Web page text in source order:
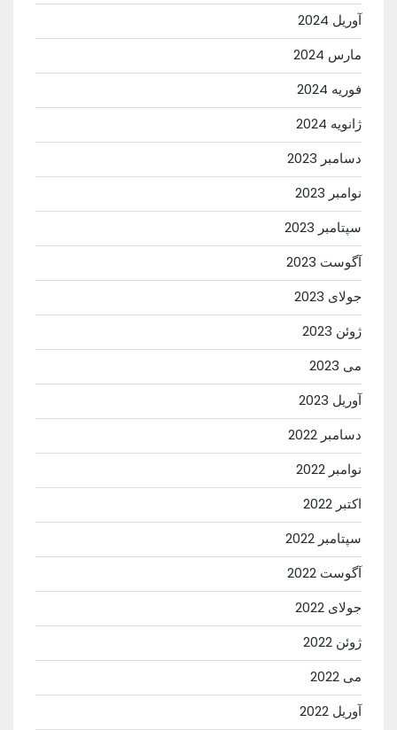
آوریل 2024
مارس 2024
فوریه 2024
ژانویه 2024
دسامبر 2023
نوامبر 2023
سپتامبر 2023
آگوست 2023
جولای 2023
ژوئن 2023
می 2023
آوریل 2023
دسامبر 2022
نوامبر 2022
اکتبر 2022
سپتامبر 2022
آگوست 2022
جولای 2022
ژوئن 2022
می 2022
آوریل 2022